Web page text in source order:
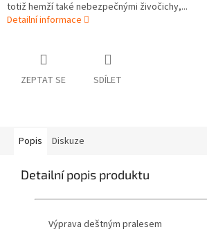
totiž hemží také nebezpečnými živočichy,...
Detailní informace
ZEPTAT SE SDÍLET
Popis Diskuze
Detailní popis produktu
Výprava deštným pralesem